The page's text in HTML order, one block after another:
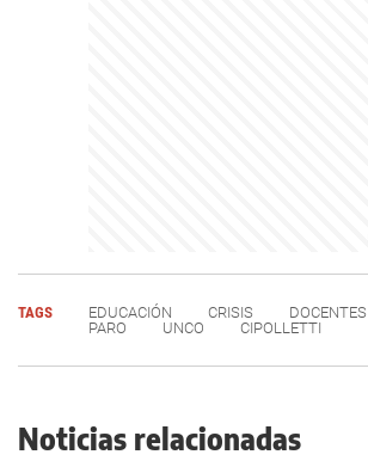
TAGS EDUCACIÓN CRISIS DOCENTES
PARO
UNCO CIPOLLETTI
Noticias relacionadas